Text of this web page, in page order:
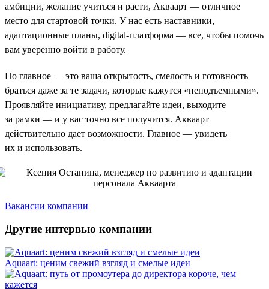
амбиции, желание учиться и расти, Акваарт — отличное
место для стартовой точки. У нас есть наставники,
адаптационные планы, digital-платформа — все, чтобы помочь
вам уверенно войти в работу.
Но главное — это ваша открытость, смелость и готовность
браться даже за те задачи, которые кажутся «неподъемными».
Проявляйте инициативу, предлагайте идеи, выходите
за рамки — и у вас точно все получится. Акваарт
действительно дает возможности. Главное — увидеть
их и использовать.
Вакансии компании
Другие интервью компании
Aquaart: ценим свежий взгляд и смелые идеи